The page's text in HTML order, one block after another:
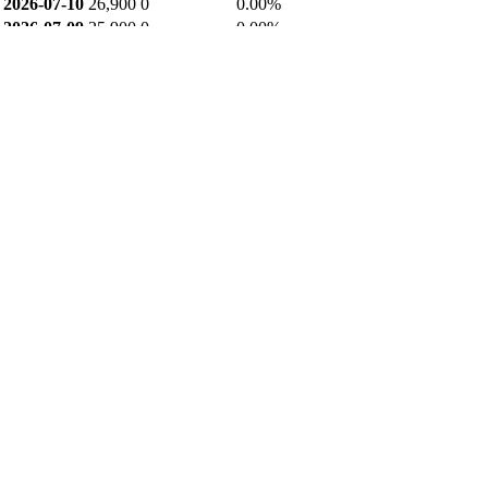
2026-07-09 25,900 0
0.00%